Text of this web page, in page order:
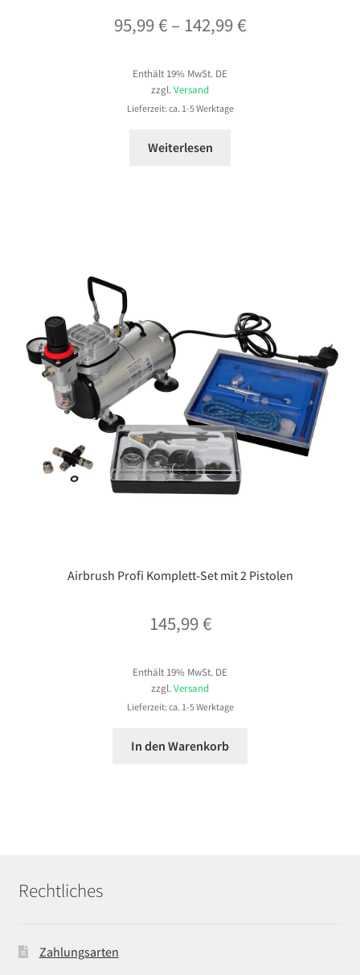
95,99€ – 142,99€Preisspanne:
Enthält 19% MwSt. DE
zzgl.Versand
Lieferzeit: ca. 1-5 Werktage
Weiterlesen
Airbrush Profi Komplett-Set mit 2 Pistolen
145,99€
Enthält 19% MwSt. DE
zzgl.Versand
Lieferzeit: ca. 1-5 Werktage
In den Warenkorb
Rechtliches
Zahlungsarten